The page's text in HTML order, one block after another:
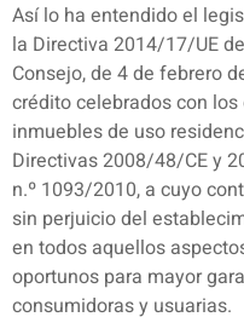
Así lo ha entendido el
la Directiva 2014/17/UE
Consejo, de 4 de febrero
crédito celebrados con
inmuebles de uso
Directivas 2008/48/CE y
n.º 1093/2010, a cuyo
sin perjuicio del
en todos aquellos
oportunos para mayor
consumidoras y usuarias.